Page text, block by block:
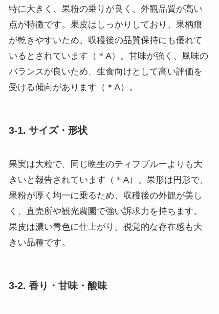
特に大きく、果粉の乗りが良く、外観品質が高い
点が特徴です。果皮はしっかりしており、果柄痕
が乾きやすいため、収穫後の品質保持にも優れて
いるとされています（＊A）。甘味が強く、風味の
バランスが良いため、生食向けとして高い評価を
受ける傾向があります（＊A）。
3-1. サイズ・形状
果実は大粒で、同じ晩生のティフブルーよりも大
きいと報告されています（＊A）。果形は円形で、
果粉が厚く均一に乗るため、収穫後の外観が美し
く、直売所や観光農園で強い訴求力を持ちます。
果皮は濃い青色に仕上がり、視覚的な存在感も大
きい品種です。
3-2. 香り・甘味・酸味